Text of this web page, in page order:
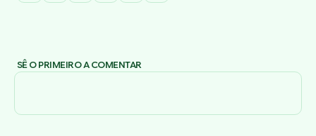
SÊ O PRIMEIRO A COMENTAR